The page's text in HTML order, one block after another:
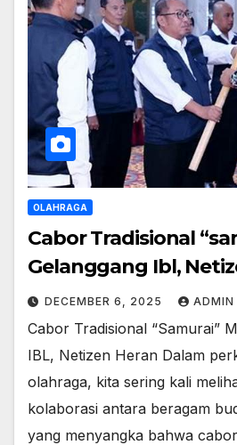
OLAHRAGA
Cabor Tradisional
Gelanggang Ibl,
DECEMBER 6, 2025 ADMIN
Cabor Tradisional “Samurai”
IBL, Netizen Heran Dalam
olahraga, kita sering kali
kolaborasi antara beragam
yang menyangka bahwa